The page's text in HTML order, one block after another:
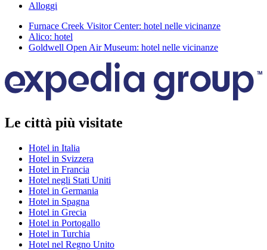
Alloggi
Furnace Creek Visitor Center: hotel nelle vicinanze
Alico: hotel
Goldwell Open Air Museum: hotel nelle vicinanze
Le città più visitate
Hotel in Italia
Hotel in Svizzera
Hotel in Francia
Hotel negli Stati Uniti
Hotel in Germania
Hotel in Spagna
Hotel in Grecia
Hotel in Portogallo
Hotel in Turchia
Hotel nel Regno Unito